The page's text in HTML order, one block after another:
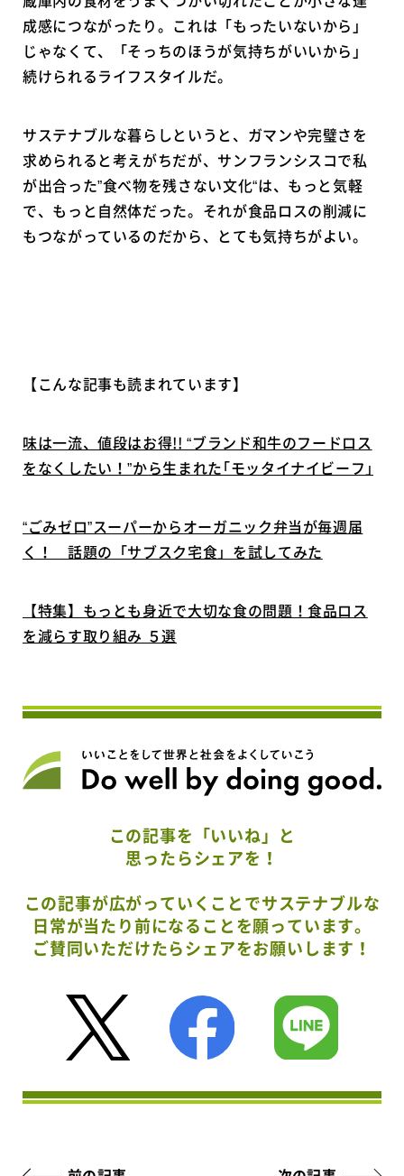
成感につながったり。これは「もったいないから」
じゃなくて、「そっちのほうが気持ちがいいから」
続けられるライフスタイルだ。
サステナブルな暮らしというと、ガマンや完璧さを
求められると考えがちだが、サンフランシスコで私
が出合った”食べ物を残さない文化“は、もっと気軽
で、もっと自然体だった。それが食品ロスの削減に
もつながっているのだから、とても気持ちがよい。
【こんな記事も読まれています】
味は一流、値段はお得!! “ブランド和牛のフードロス
をなくしたい！”から生まれた｢モッタイナイビーフ｣
“ごみゼロ”スーパーからオーガニック弁当が毎週届
く！ 話題の「サブスク宅食」を試してみた
【特集】もっとも身近で大切な食の問題！食品ロス
を減らす取り組み ５選
この記事を「いいね」と
思ったらシェアを！
この記事が広がっていくことでサステナブルな
日常が当たり前になることを願っています。
ご賛同いただけたらシェアをお願いします！